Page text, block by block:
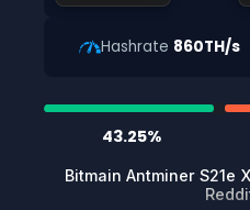
Hashrate 860TH/s
43.25%
Bitmain Antminer S21e